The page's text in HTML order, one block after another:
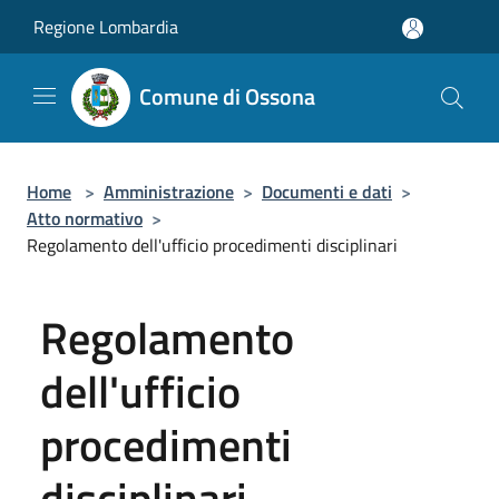
Regione Lombardia
Comune di Ossona
Home > Amministrazione > Documenti e dati >
Atto normativo >
Regolamento dell'ufficio procedimenti disciplinari
Regolamento
dell'ufficio
procedimenti